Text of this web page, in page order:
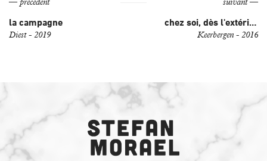
la campagne
Diest - 2019
chez soi, dès l'extérieur
Keerbergen - 2016